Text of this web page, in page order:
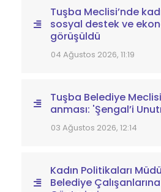
Tuşba Meclisi’nde
sosyal destek ve
görüşüldü
04 Ağustos 2026, 11:19
Tuşba Belediye
anması: 'Şengal’i
03 Ağustos 2026, 12:14
Kadın Politikaları
Belediye